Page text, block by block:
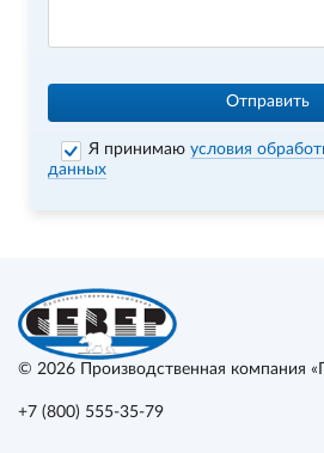
Отправить
Я принимаюусловия
данных
© 2026 Производственная компания
+7 (800) 555-35-79